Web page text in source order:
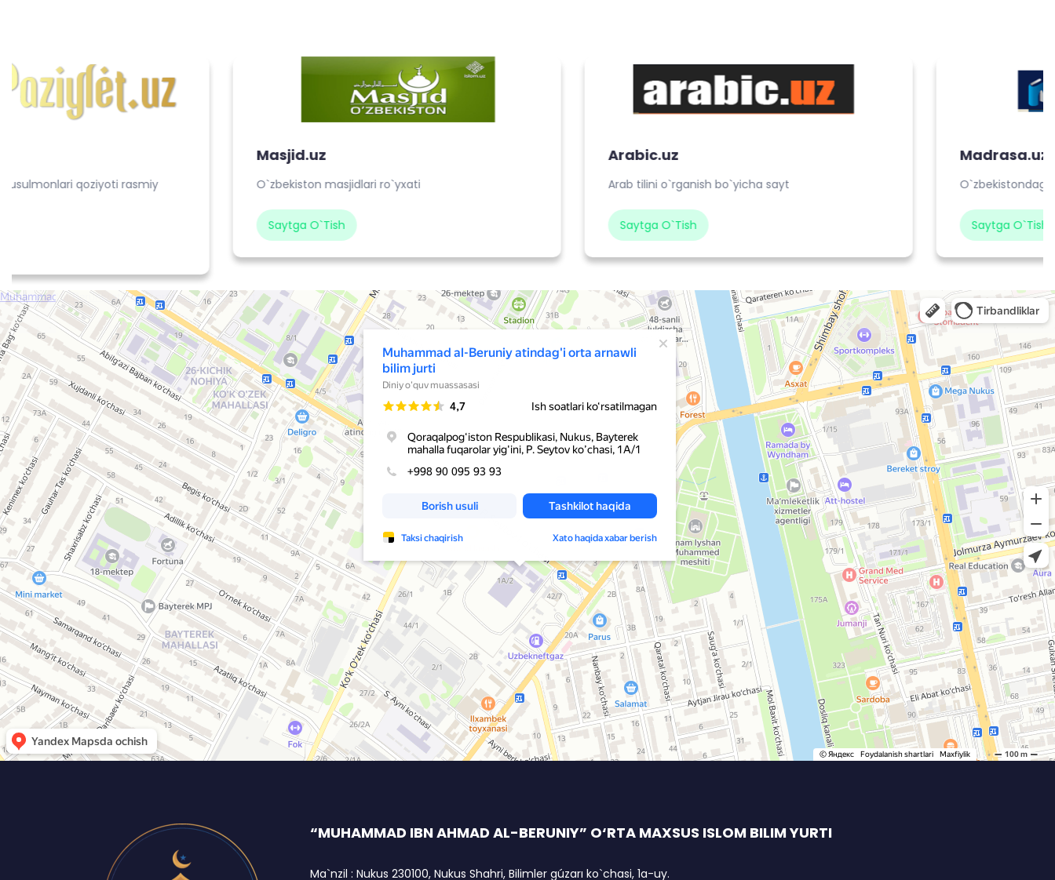
O`zbekiston masjidlari ro`yxati Arab tilini o`rganish bo`yicha sayt O`zbekistondagi madrasalar bo`yicha web sayt.
Средне-специальное исламское учебное заведение Мухаммад ал-Беруний
Духовное учебное заведение в Нукусе
“MUHAMMAD IBN AHMAD AL-BERUNIY” O‘RTA MAXSUS ISLOM BILIM YURTI
Ma`nzil : Nukus 230100, Nukus Shahri, Bilimler gúzarı ko`chasi, 1a-uy.